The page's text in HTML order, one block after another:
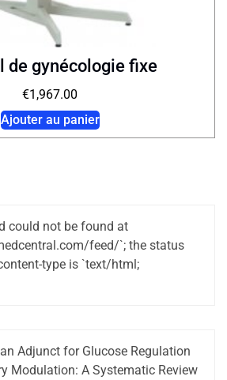
de gynécologie fixe
€1,967.00
Ajouter au panier
could not be found at
feed/`; the status
type is `text/html;
Adjunct for Glucose Regulation
Modulation: A Systematic Review